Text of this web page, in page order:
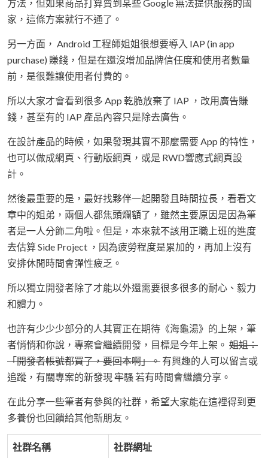
方法，但如果商品打算賣到某些 Google 無法提供服務的國
家，這條方案就行不通了。
另一方面， Android 工程師姐姐很想要導入 IAP (in app
purchase) 賺錢，但是在還沒增加品牌信任度和使用者數量
前，是很難讓使用者付費的。
所以大家才會看到很多 App 乾脆放棄了 IAP ，改用廣告賺
錢，甚至有的 IAP 產品內容只是除去廣告。
在設計產品的時候，如果發現其實不那麼需要 App 的特性，
也可以做成網頁、行動版網頁，或是 RWD響應式網頁設
計。
然後最重要的是，最好找夥伴一起開發且時間拉長，看看文
章中的姐弟，兩個人都焦頭爛額了，雖然主要原因是因為筆
者是一人分飾二角啦。但是，本來就不該用正職上班的進度
去估算 Side Project ，因為疲勞程度是累加的，再加上沒有
安排休閒時間會彈性疲乏。
所以獨立開發者除了才能以外還需要很多很多的耐心、毅力
和體力。
也許有少少少部分的人其實正在期待《海龜湯》的上架，筆
者悄悄和你說，專案會繼續開發，目標是今年上架。 姐姐：
「開發者帳號都買了，要回本啊」。 有興趣的人可以留言或
追蹤，有關專案的新發現 牢騷若有時間會繼續分享。
在此分享一些筆者有參與的社群，希望大家能在這裡得到更
多養份也回饋給其他新朋友。
社群名稱 社群網址